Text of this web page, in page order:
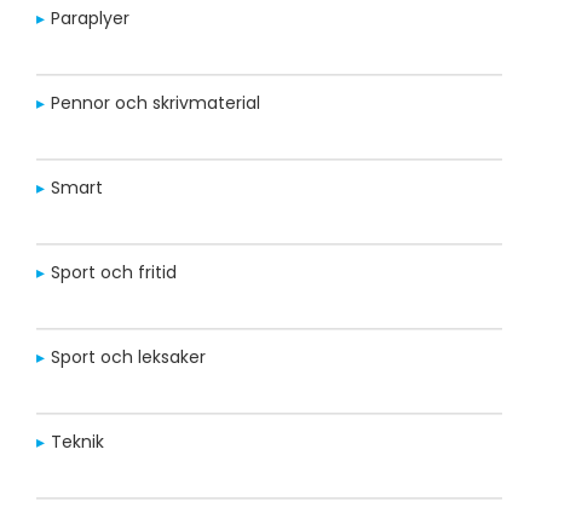
Paraplyer
Pennor och skrivmaterial
Smart
Sport och fritid
Sport och leksaker
Teknik